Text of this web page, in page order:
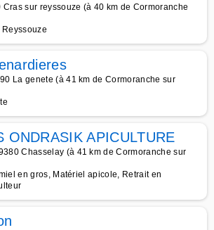
sur reyssouze (à 40 km de Cormoranche
La genete (à 41 km de Cormoranche sur
ONDRASIK APICULTURE
Chasselay (à 41 km de Cormoranche sur
en gros, Matériel apicole, Retrait en